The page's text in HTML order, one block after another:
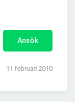
Ansök
11 februari 2010